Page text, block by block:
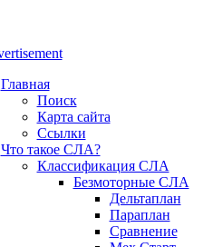
Главная
Поиск
Карта сайта
Ссылки
Что такое СЛА?
Классификация СЛА
Безмоторные СЛА
Дельтаплан
Параплан
Сравнение